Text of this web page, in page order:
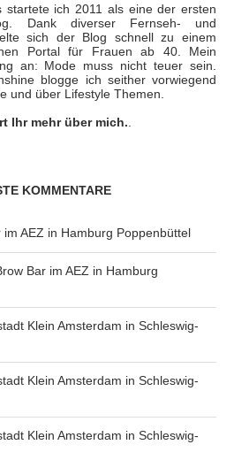
startete ich 2011 als eine der ersten
Dank diverser Fernseh- und
sich der Blog schnell zu einem
Portal für Frauen ab 40. Mein
an: Mode muss nicht teuer sein.
blogge ich seither vorwiegend
und über Lifestyle Themen.
Ihr mehr über mich.
KOMMENTARE
im AEZ in Hamburg Poppenbüttel
Bar im AEZ in Hamburg
Klein Amsterdam in Schleswig-
Klein Amsterdam in Schleswig-
Klein Amsterdam in Schleswig-